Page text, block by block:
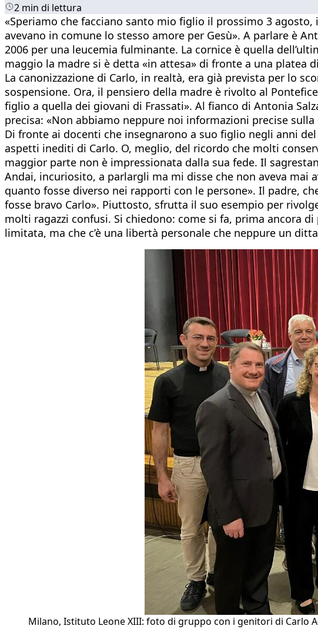
2 min di lettura
«Speriamo che facciano santo mio figlio il prossimo 3 agosto,
avevano in comune lo stesso amore per Gesù». A parlare è
2006 per una leucemia fulminante. La cornice è quella
maggio la madre si è detta «in attesa» di fronte a una platea
La canonizzazione di Carlo, in realtà, era già prevista per lo
sospensione. Ora, il pensiero della madre è rivolto al
figlio a quella dei giovani di Frassati». Al fianco di Antonia
precisa: «Non abbiamo neppure noi informazioni precise
Di fronte ai docenti che insegnarono a suo figlio negli anni
aspetti inediti di Carlo. O, meglio, del ricordo che molti
maggior parte non è impressionata dalla sua fede. Il
Andai, incuriosito, a parlargli ma mi disse che non aveva
quanto fosse diverso nei rapporti con le persone». Il padre,
fosse bravo Carlo». Piuttosto, sfrutta il suo esempio per
molti ragazzi confusi. Si chiedono: come si fa, prima ancora
limitata, ma che c’è una libertà personale che neppure un
Milano, Istituto Leone XIII: foto di gruppo con i genitori di Carlo